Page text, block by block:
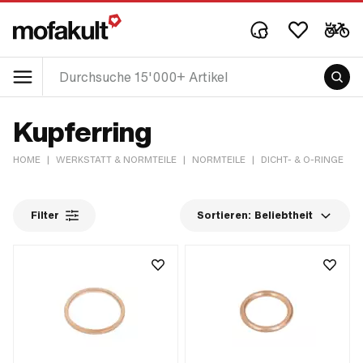
Kupferring
HOME | WERKSTATT & NORMTEILE | NORMTEILE | DICHT- & O-RINGE
Filter Sortieren: Beliebtheit